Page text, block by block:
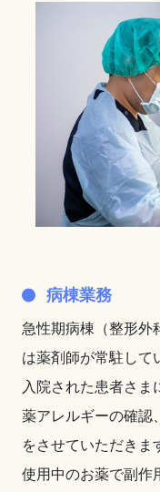
病棟業務
急性期病棟（整形外
は薬剤師が常駐して
入院された患者さま
薬アレルギーの確認
をさせていただきま
使用中のお薬で副作